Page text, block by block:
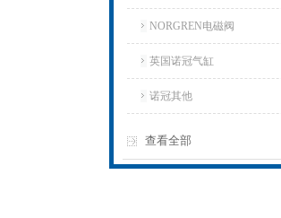
NORGREN电磁阀
英国诺冠气缸
诺冠其他
查看全部